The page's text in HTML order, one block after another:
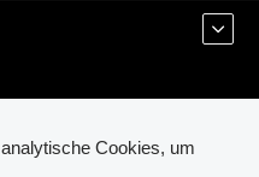
Cookies, um